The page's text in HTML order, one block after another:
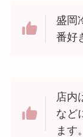
盛岡
番好
店内
など
ます。